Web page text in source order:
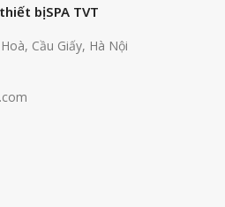
bị SPA TVT
Cầu Giấy, Hà Nội